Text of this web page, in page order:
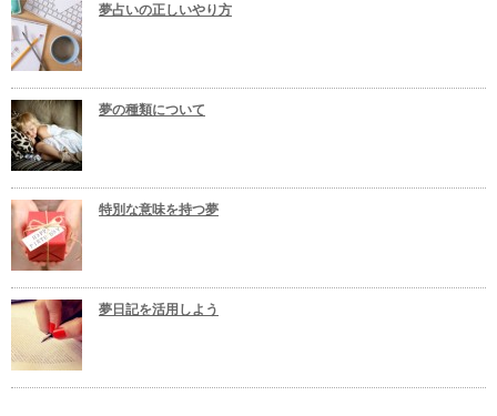
夢占いの正しいやり方
夢の種類について
特別な意味を持つ夢
夢日記を活用しよう